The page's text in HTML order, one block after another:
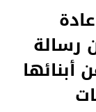
رسالة
أبنائها